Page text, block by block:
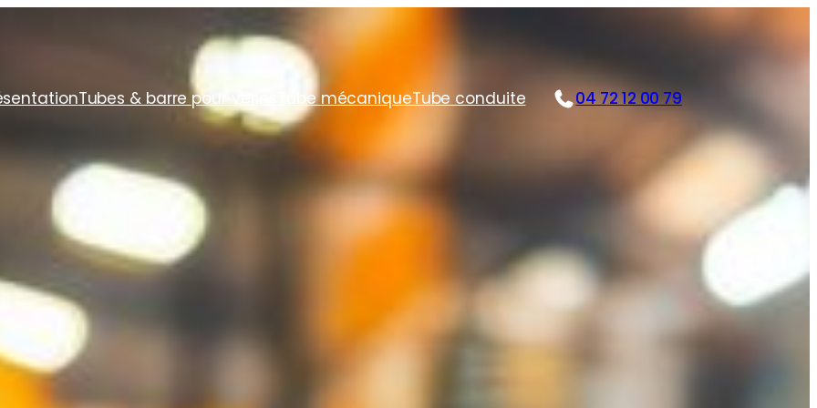
Tubes & barre pour vérins Tube mécaniqueTube conduite 04 72 12 00 79